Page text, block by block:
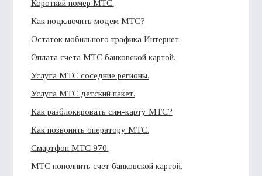
Короткий номер МТС.
Как подключить модем МТС?
Остаток мобильного трафика Интернет.
Оплата счета МТС банковской картой.
Услуга МТС соседние регионы.
Услуга МТС детский пакет.
Как разблокировать сим-карту МТС?
Как позвонить оператору МТС.
Смартфон МТС 970.
МТС пополнить счет банковской картой.